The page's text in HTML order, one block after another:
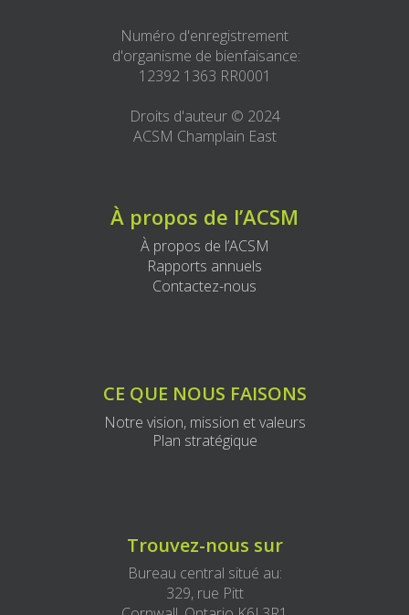
Numéro d'enregistrement
d'organisme de bienfaisance:
12392 1363 RR0001
Droits d'auteur © 2024
ACSM Champlain East
À propos de l’ACSM
À propos de l’ACSM
Rapports annuels
Contactez-nous
CE QUE NOUS FAISONS
Notre vision, mission et valeurs
Plan stratégique
Trouvez-nous sur
Bureau central situé au:
329, rue Pitt